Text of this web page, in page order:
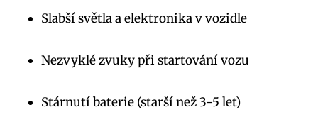
Slabší světla a elektronika v vozidle
Nezvyklé zvuky při startování vozu
Stárnutí baterie (starší než 3-5 let)